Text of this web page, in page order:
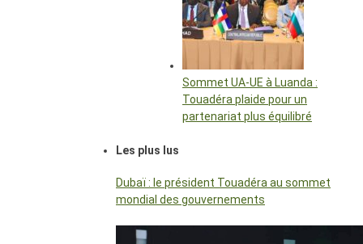
Sommet UA-UE à Luanda :
Touadéra plaide pour un
partenariat plus équilibré
Les plus lus
Dubaï : le président Touadéra au sommet
mondial des gouvernements